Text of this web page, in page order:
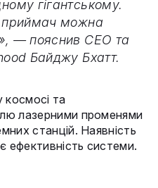
гігантському.
приймач можна
— пояснив CEO та
Байджу Бхатт.
космосі та
лазерними променями
станцій. Наявність
ефективність системи.